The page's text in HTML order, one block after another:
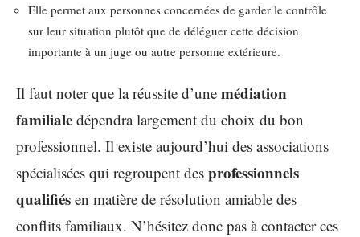
Elle permet aux personnes concernées de garder le contrôle
sur leur situation plutôt que de déléguer cette décision
importante à un juge ou autre personne extérieure.
Il faut noter que la réussite d’une médiation
familiale dépendra largement du choix du bon
professionnel. Il existe aujourd’hui des associations
spécialisées qui regroupent des professionnels
qualifiés en matière de résolution amiable des
conflits familiaux. N’hésitez donc pas à contacter ces